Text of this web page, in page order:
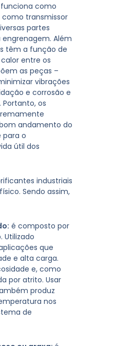
como
transmissor
partes
Além
têm a função de
entre os
as peças –
vibrações
e corrosão e
os
andamento do
para o
útil dos
industriais
Sendo assim,
é composto por
Utilizado
que
e alta carga.
e, como
por atrito. Usar
produz
nos
de